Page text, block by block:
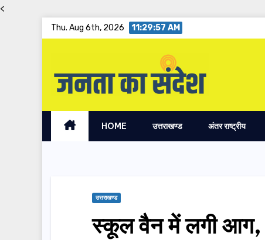
<
Thu. Aug 6th, 2026 11:29:58 AM
HOME उत्तराखण्ड अंतर राष्ट्रीय
उत्तराखण्ड
स्कूल वैन में लगी आग,